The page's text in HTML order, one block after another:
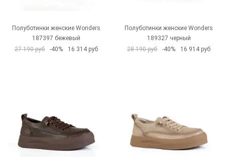
Полуботинки женские Wonders
187397 бежевый
27 190 руб
-40% 16 314 руб
Полуботинки женские Wonders
189327 черный
28 190 руб
-40% 16 914 руб